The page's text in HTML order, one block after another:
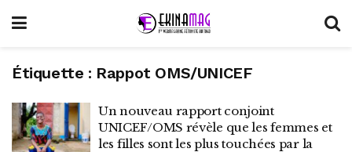
Étiquette : Rappot OMS/UNICEF
Un nouveau rapport conjoint
UNICEF/OMS révèle que les femmes et
les filles sont les plus touchées par la